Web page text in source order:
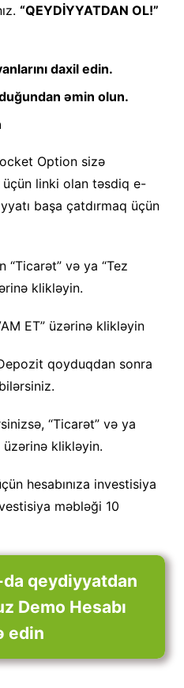
“QEYDİYYATDAN OL!”
daxil edin.
əmin olun.
Option sizə
üçün linki olan təsdiq e-
başa çatdırmaq üçün
“Ticarət” və ya “Tez
klikləyin.
ET” üzərinə klikləyin
qoyduqdan sonra
“Ticarət” və ya
üzərinə klikləyin.
hesabınıza investisiya
məbləği 10
qeydiyyatdan
Demo Hesabı
edin